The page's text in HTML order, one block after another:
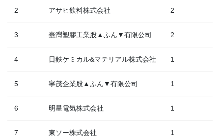
2 アサヒ飲料株式会社 2
3 臺灣塑膠工業股▲ふん▼有限公司 2
4 日鉄ケミカル&マテリアル株式会社 1
5 寧茂企業股▲ふん▼有限公司 1
6 明星電気株式会社 1
7 東ソー株式会社 1